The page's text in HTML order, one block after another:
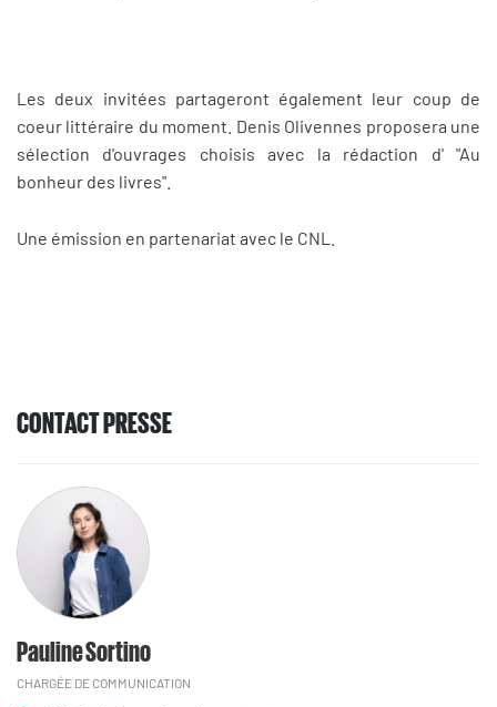
Les deux invitées partageront également leur coup de
coeur littéraire du moment. Denis Olivennes proposera une
sélection d'ouvrages choisis avec la rédaction d' "Au
bonheur des livres".
Une émission en partenariat avec le CNL.
CONTACT PRESSE
Pauline Sortino
CHARGÉE DE COMMUNICATION